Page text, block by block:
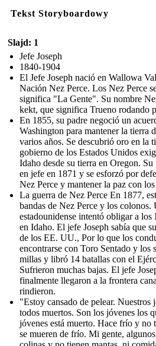
Tekst Storyboardowy
Slajd: 1
Jefe Joseph
1840-1904
El Jefe Joseph nació en Wallowa
Nación Nez Perce. Los Nez Perce
significa "La Gente". Su nombre
kekt, que significa Trueno rodando
En 1855, su padre negoció un
Washington para mantener la tierra
varios años. Se descubrió oro en la
gobierno de los Estados Unidos
Idaho desde su tierra en Oregon.
en jefe en 1871 y se esforzó por
Nez Perce y mantener la paz con
La guerra de Nez Perce En 1877,
bandas de Nez Perce y los
estadounidense intentó obligar a los
en Idaho. El jefe Joseph sabía que
de los EE. UU., Por lo que los
encontrarse con Toro Sentado y
millas y libró 14 batallas con el
Sufrieron muchas bajas. El jefe
finalmente llegaron a la frontera
rindieron.
"Estoy cansado de pelear. Nuestros
todos muertos. Son los jóvenes los
jóvenes está muerto. Hace frío y no
se mueren de frío. Mi gente,